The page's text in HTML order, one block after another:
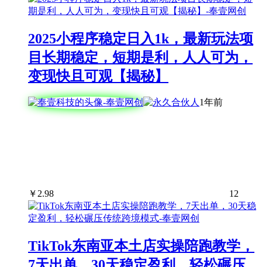
2025小程序稳定日入1k，最新玩法项
目长期稳定，短期是利，人人可为，
变现快且可观【揭秘】
1年前
￥2.98 12
TikTok东南亚本土店实操陪跑教学，